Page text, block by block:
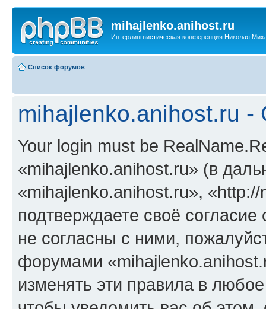
mihajlenko.anihost.ru
Интерлингвистическая конференция Николая
Список форумов
mihajlenko.anihost.ru
Your login must be
«mihajlenko.anihost.ru» (в
«mihajlenko.anihost.ru»,
подтверждаете своё
не согласны с ними,
форумами
изменять эти правила в